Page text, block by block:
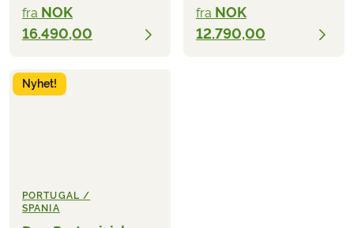
fra NOK
16.490,00
fra NOK
12.790,00
Nyhet!
PORTUGAL /
SPANIA